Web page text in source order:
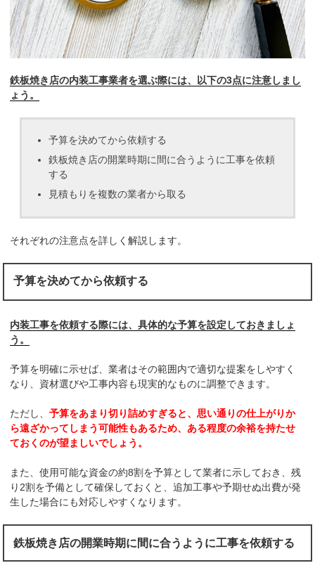
鉄板焼き店の内装工事業者を選ぶ際には、以下の3点に注意しまし
ょう。
予算を決めてから依頼する
鉄板焼き店の開業時期に間に合うように工事を依頼
する
見積もりを複数の業者から取る
それぞれの注意点を詳しく解説します。
予算を決めてから依頼する
内装工事を依頼する際には、具体的な予算を設定しておきましょ
う。
予算を明確に示せば、業者はその範囲内で適切な提案をしやすく
なり、資材選びや工事内容も現実的なものに調整できます。
ただし、予算をあまり切り詰めすぎると、思い通りの仕上がりか
ら遠ざかってしまう可能性もあるため、ある程度の余裕を持たせ
ておくのが望ましいでしょう。
また、使用可能な資金の約8割を予算として業者に示しておき、残
り2割を予備として確保しておくと、追加工事や予期せぬ出費が発
生した場合にも対応しやすくなります。
鉄板焼き店の開業時期に間に合うように工事を依頼する